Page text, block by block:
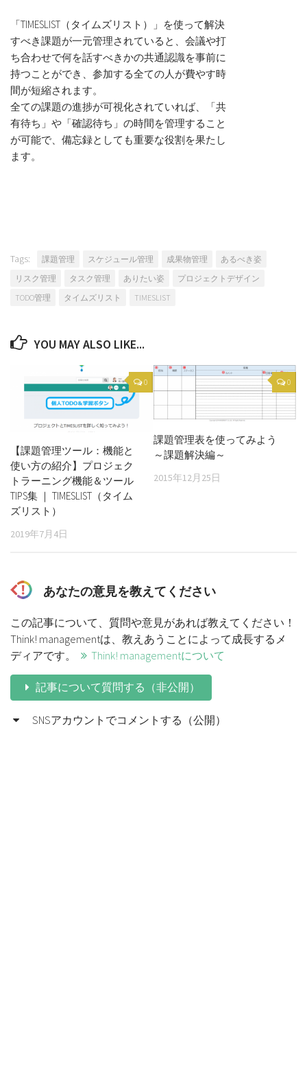
「TIMESLIST（タイムズリスト）」を使って解決
すべき課題が一元管理されていると、会議や打
ち合わせで何を話すべきかの共通認識を事前に
持つことができ、参加する全ての人が費やす時
間が短縮されます。
全ての課題の進捗が可視化されていれば、「共
有待ち」や「確認待ち」の時間を管理すること
が可能で、備忘録としても重要な役割を果たし
ます。
Tags: 課題管理 スケジュール管理 成果物管理
あるべき姿
リスク管理
タスク管理 ありたい姿
プロジェクトデザイン
TODO管理
タイムズリスト TIMESLIST
YOU MAY ALSO LIKE...
0
【課題管理ツール：機能と
使い方の紹介】プロジェク
トラーニング機能＆ツール
TIPS集 ｜ TIMESLIST（タイム
ズリスト）
2019年7月4日
0
課題管理表を使ってみよう
～課題解決編～
2015年12月25日
あなたの意見を教えてください
この記事について、質問や意見があれば教えてください！
Think! managementは、教えあうことによって成長するメ
ディアです。
Think! managementについて
記事について質問する（非公開）
SNSアカウントでコメントする（公開）